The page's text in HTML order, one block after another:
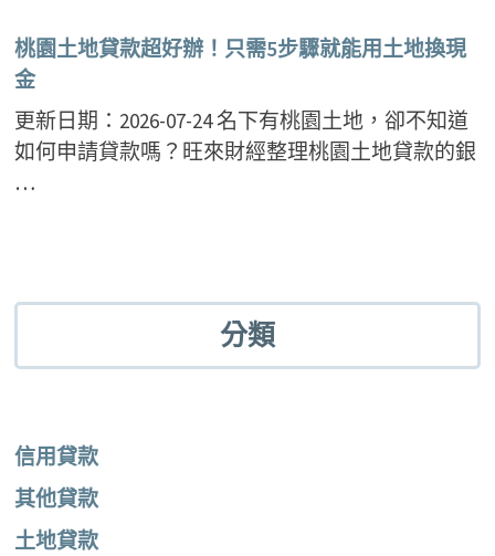
桃園土地貸款超好辦！只需5步驟就能用土地換現
金
更新日期：2026-07-24 名下有桃園土地，卻不知道
如何申請貸款嗎？旺來財經整理桃園土地貸款的銀
…
分類
信用貸款
其他貸款
土地貸款